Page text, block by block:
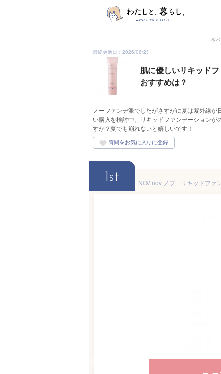
本
最終更新日：2026/06/23
肌に優しいリキッド
おすすめは？
ノーファンデ派でしたがさすがに夏は紫外線
い購入を検討中。リキッドファンデーション
すか？夏でも崩れないと嬉しいです！
1st